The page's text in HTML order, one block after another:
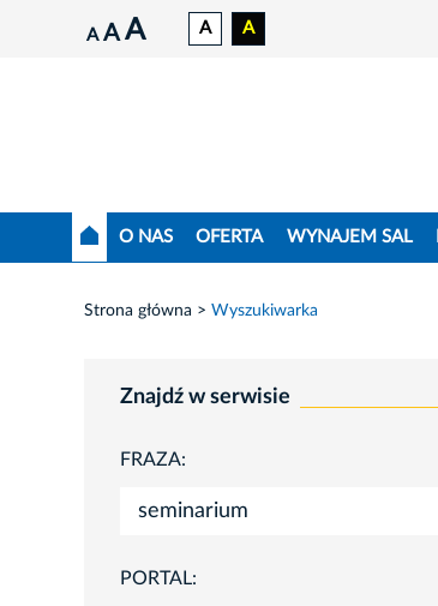
A A A A A
O NAS OFERTA WYNAJEM SAL
Strona główna Wyszukiwarka
Znajdź w serwisie
FRAZA:
PORTAL: